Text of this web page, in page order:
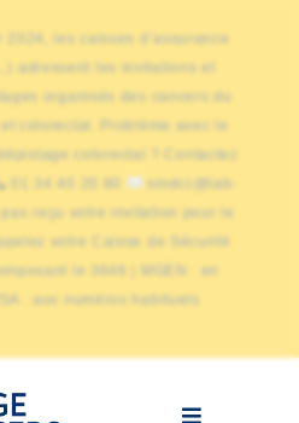
les caisses d’assurance
adressent les invitations et
organisés des cancers du
colorectal. Problème avec le
colorectal ? Contactez
smdcc@lab-
pas reçu votre invitation pour le
votre Caisse de Sécurité
le 3646 | MGEN : en
: aux numéros habituels